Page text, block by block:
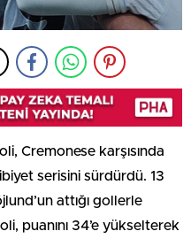
Cremonese karşısında
serisini sürdürdü. 13
attığı gollerle
puanını 34’e yükselterek